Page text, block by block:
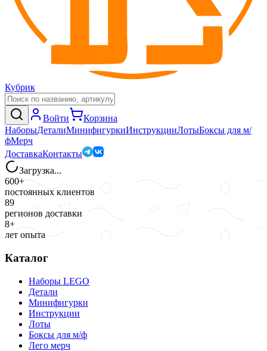
Кубрик
Войти
Корзина
НаборыДеталиМинифигуркиИнструкцииЛотыБоксы для м/
фМерч
ДоставкаКонтакты
Загрузка...
600+
постоянных клиентов
89
регионов доставки
8+
лет опыта
Каталог
Наборы LEGO
Детали
Минифигурки
Инструкции
Лоты
Боксы для м/ф
Лего мерч